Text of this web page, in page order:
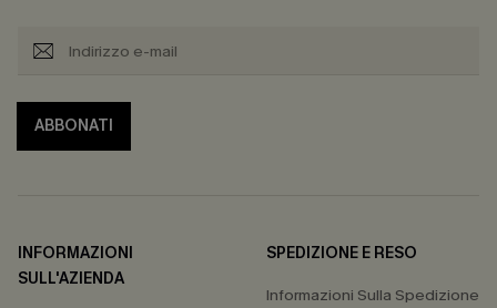
ABBONATI
INFORMAZIONI
SULL'AZIENDA
SPEDIZIONE E RESO
Informazioni Sulla Spedizione